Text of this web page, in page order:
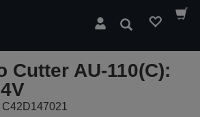
Pesquisar
Cutter AU-110(C):